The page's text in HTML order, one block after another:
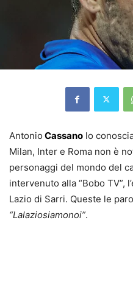
Antonio Cassano lo
Milan, Inter e Roma non è
personaggi del mondo del
intervenuto alla “Bobo TV”,
Lazio di Sarri. Queste le
“Lalaziosiamonoi”.